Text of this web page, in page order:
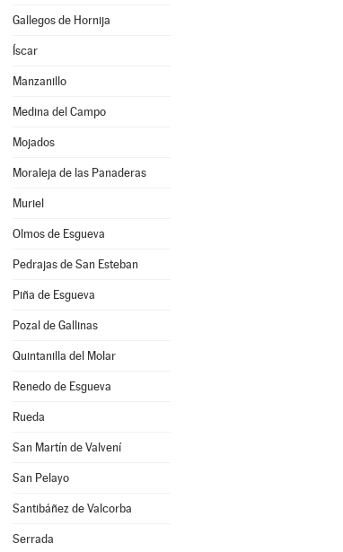
Gallegos de Hornija
Íscar
Manzanillo
Medina del Campo
Mojados
Moraleja de las Panaderas
Muriel
Olmos de Esgueva
Pedrajas de San Esteban
Piña de Esgueva
Pozal de Gallinas
Quintanilla del Molar
Renedo de Esgueva
Rueda
San Martín de Valvení
San Pelayo
Santibáñez de Valcorba
Serrada